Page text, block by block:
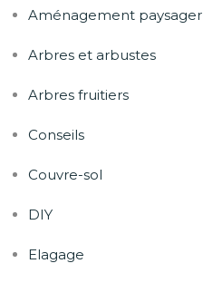
Aménagement paysager
Arbres et arbustes
Arbres fruitiers
Conseils
Couvre-sol
DIY
Elagage